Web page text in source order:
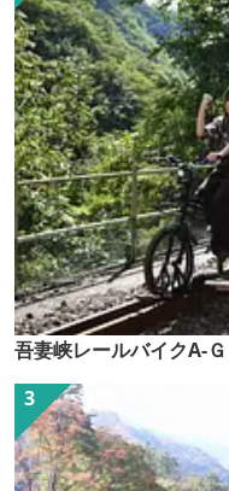
吾妻峡レールバイクA-